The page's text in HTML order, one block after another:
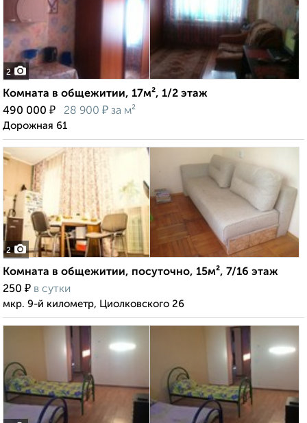
2
Комната в общежитии, 17м², 1/2 этаж
490 000 ₽ 28 900 ₽ за м²
Дорожная 61
2
Комната в общежитии, посуточно, 15м², 7/16 этаж
250 ₽ в сутки
мкр. 9-й километр, Циолковского 26